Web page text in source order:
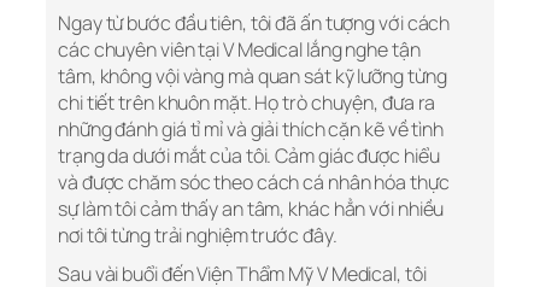
Ngay từ bước đầu tiên, tôi đã ấn tượng với cách
các chuyên viên tại V Medical lắng nghe tận
tâm, không vội vàng mà quan sát kỹ lưỡng từng
chi tiết trên khuôn mặt. Họ trò chuyện, đưa ra
những đánh giá tỉ mỉ và giải thích cặn kẽ về tình
trạng da dưới mắt của tôi. Cảm giác được hiểu
và được chăm sóc theo cách cá nhân hóa thực
sự làm tôi cảm thấy an tâm, khác hẳn với nhiều
nơi tôi từng trải nghiệm trước đây.
Sau vài buổi đến Viện Thẩm Mỹ V Medical, tôi